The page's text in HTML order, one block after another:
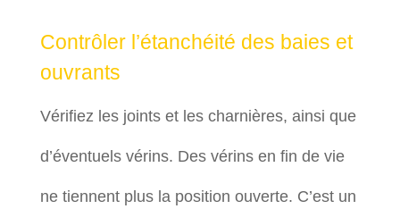
Contrôler l’étanchéité des baies et
ouvrants
Vérifiez les joints et les charnières, ainsi que
d’éventuels vérins. Des vérins en fin de vie
ne tiennent plus la position ouverte. C’est un